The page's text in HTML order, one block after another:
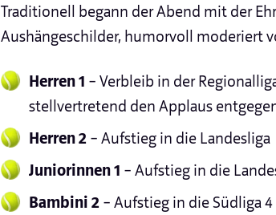
Traditionell begann der Abend mit der
Aushängeschilder, humorvoll moderiert
Herren 1 – Verbleib in der
stellvertretend den Applaus
Herren 2 – Aufstieg in die Landesliga
Juniorinnen 1 – Aufstieg in die
Bambini 2 – Aufstieg in die Südliga 4